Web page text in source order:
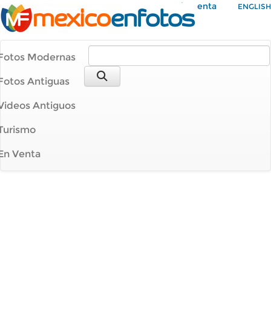
Mi Cuenta ENGLISH
Modernas
Antiguas
Antiguos
Venta